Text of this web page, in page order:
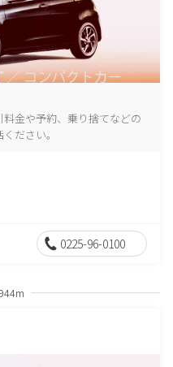
金や予約、乗り捨てなどの
ださい。
0225-96-0100